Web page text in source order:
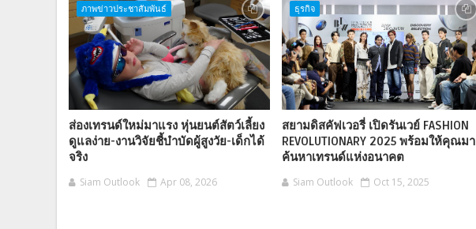
ภาพข่าวประชาสัมพันธ์
ส่องเทรนด์ใหม่มาแรง หุ่นยนต์สัตว์เลี้ยง
ดูแลง่าย-งานวิจัยชี้บำบัดผู้สูงวัย-เด็กได้
จริง
Siam Outlook Apr 08, 2026
ธุรกิจ
สยามดิสคัฟเวอรี่ เปิดรันเวย์ FASHION
REVOLUTIONARY 2025 พร้อมให้คุณมา
ค้นหาเทรนด์แห่งอนาคต
Siam Outlook Oct 15, 2025